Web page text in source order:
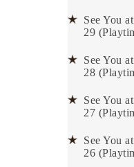
See You
29
See You
28
See You
27
See You
26